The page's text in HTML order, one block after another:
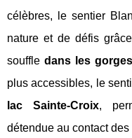
célèbres, le sentier
nature et de défis
souffledans les
plus accessibles, le
lac Sainte-Croix,
détendue au contact